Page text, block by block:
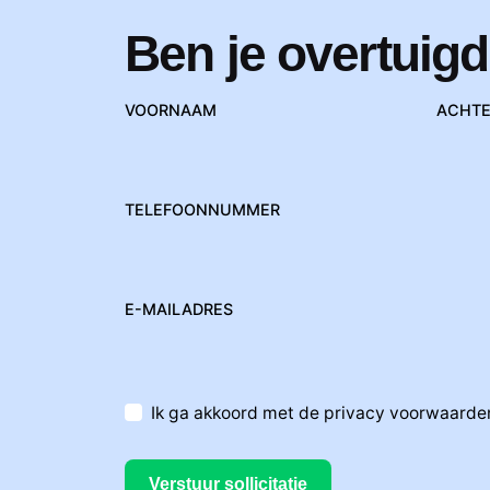
Ben je
VOORNAAM
TELEFOONNUMMER
E-MAILADRES
Ik ga akkoord met de privacy
Verstuur sollicitatie